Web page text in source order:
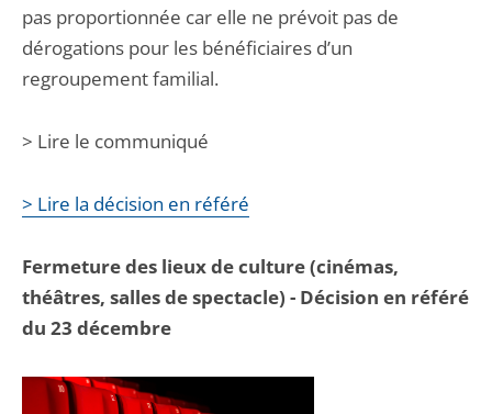
pas proportionnée car elle ne prévoit pas de
dérogations pour les bénéficiaires d’un
regroupement familial.
> Lire le communiqué
> Lire la décision en référé
Fermeture des lieux de culture (cinémas,
théâtres, salles de spectacle) - Décision en référé
du 23 décembre